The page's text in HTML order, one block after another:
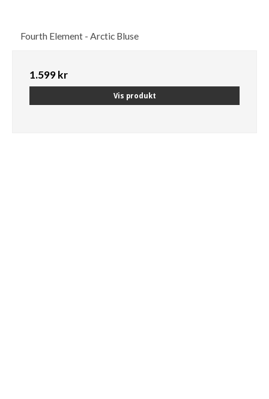
Fourth Element - Arctic Bluse
1.599 kr
Vis produkt